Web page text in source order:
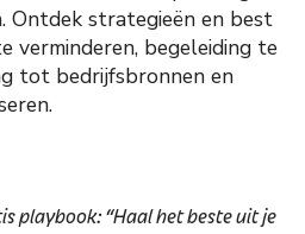
Ontdek strategieën en best
verminderen, begeleiding te
tot bedrijfsbronnen en
playbook: “Haal het beste uit je